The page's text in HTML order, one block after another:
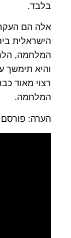
בלבד.
אלה הם
הישראלית
המלחמה,
והיא תימשך
רצוי מאוד
המלחמה.
הערה: